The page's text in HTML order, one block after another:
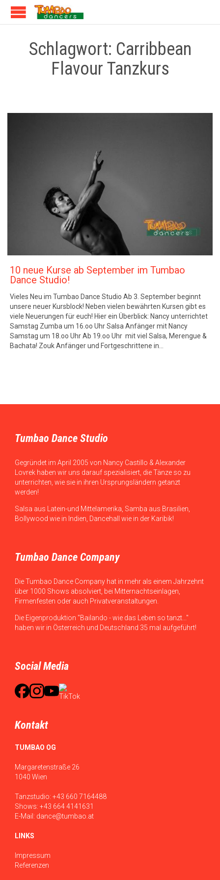
Schlagwort: Carribbean
Flavour Tanzkurs
10 neue Kurse ab September im Tumbao
Dance Studio!
Vieles Neu im Tumbao Dance Studio Ab 3. September beginnt
unsere neuer Kursblock! Neben vielen bewährten Kursen gibt es
viele Neuerungen für euch! Hier ein Überblick: Nancy unterrichtet
Samstag Zumba um 16.oo Uhr Salsa Anfänger mit Nancy
Samstag um 18.oo Uhr Ab 19.oo Uhr mit viel Salsa, Merengue &
Bachata! Zouk Anfänger und Fortgeschrittene in…
Tumbao Dance Studio
Gegründet im April 2005 von Nancy Castillo & Alexander
Lovrek haben wir uns darauf spezialisiert, die Tänze so zu
unterrichten, wie sie in ihren Ursprungsländern getanzt
werden!
Salsa aus Latein-und Mittelamerika, Samba aus Brasilien,
Bollywood wie in Indien, Dancehall wie in der Karibik!
Tumbao Dance Company
Die Tumbao Dance Company hat in mehr als einem Jahrzehnt
über 1000 Shows absolviert, bei Mitternachtseinlagen,
Firmenfesten oder auch Privatveranstaltungen.
Die Eigenproduktion "Bailando - wie das Leben so tanzt..."
haben wir in Österreich und Deutschland 35 mal aufgeführt!
Social Media
Kontakt
TUMBAO OG
Margaretenstraße 26
1040 Wien
Tanzstudio: +43 660 7164488
Shows: +43 664 4141631
E-Mail: dance@tumbao.at
LINKS
Impressum
Referenzen